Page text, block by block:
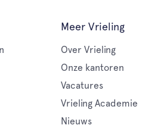
Meer Vrieling
Over Vrieling
Onze kantoren
Vacatures
Vrieling Academie
Nieuws